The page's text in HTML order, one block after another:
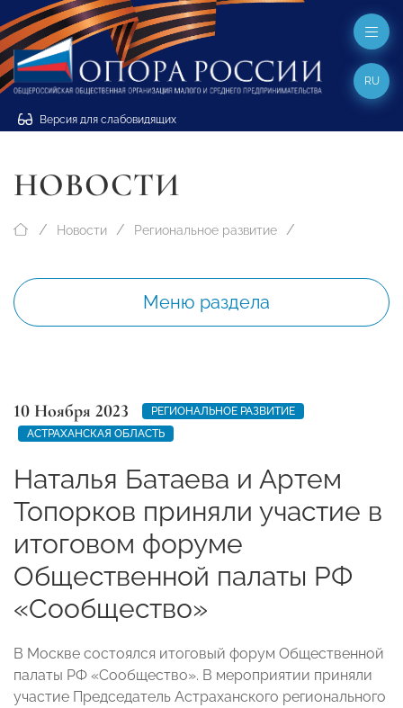
Версия для слабовидящих
RU
НОВОСТИ
Новости Региональное развитие
Меню раздела
10 Ноября 2023
РЕГИОНАЛЬНОЕ РАЗВИТИЕ
АСТРАХАНСКАЯ ОБЛАСТЬ
Наталья Батаева и Артем
Топорков приняли участие в
итоговом форуме
Общественной палаты РФ
«Сообщество»
В Москве состоялся итоговый форум Общественной
палаты РФ «Сообщество». В мероприятии приняли
участие Председатель Астраханского регионального